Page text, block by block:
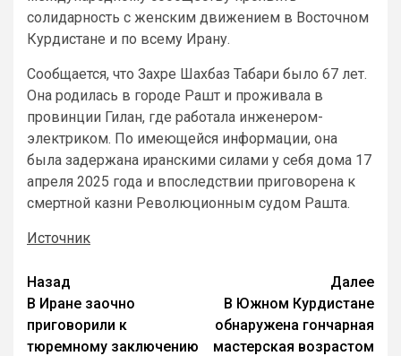
солидарность с женским движением в Восточном
Курдистане и по всему Ирану.
Сообщается, что Захре Шахбаз Табари было 67 лет.
Она родилась в городе Рашт и проживала в
провинции Гилан, где работала инженером-
электриком. По имеющейся информации, она
была задержана иранскими силами у себя дома 17
апреля 2025 года и впоследствии приговорена к
смертной казни Революционным судом Рашта.
Источник
Назад
В Иране заочно
приговорили к
тюремному заключению
Далее
В Южном Курдистане
обнаружена гончарная
мастерская возрастом